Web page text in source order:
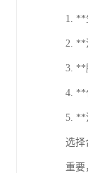
1. **
2. **
3. **
4. **
5. **
选择
重要